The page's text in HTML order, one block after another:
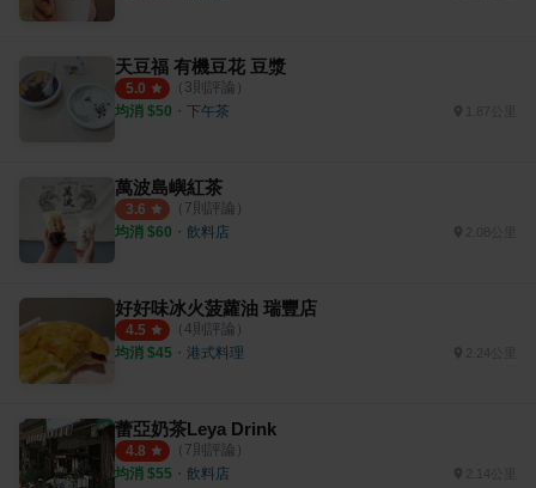
天豆福 有機豆花 豆漿
5.0 （ 3則評論）
均消 $50 ・ 下午茶
萬波島嶼紅茶
3.6 （ 7則評論）
均消 $60 ・ 飲料店
好好味冰火菠蘿油 瑞豐店
4.5 （ 4則評論）
均消 $45 ・ 港式料理 2.24公里
蕾亞奶茶Leya Drink
4.8 （ 7則評論）
均消 $55 ・ 飲料店 2.14公里